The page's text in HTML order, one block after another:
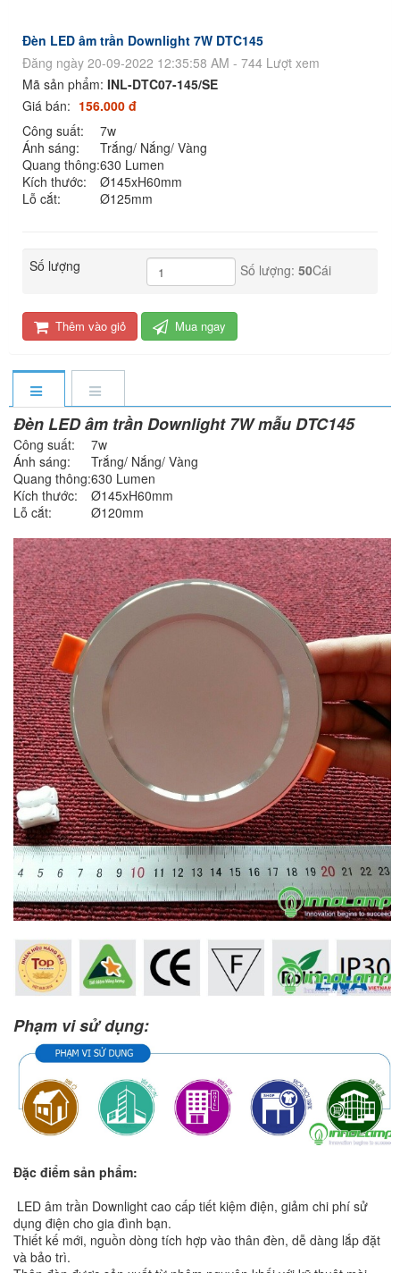
Đèn LED âm trần Downlight 7W DTC145
Đăng ngày 20-09-2022 12:35:58 AM - 744 Lượt xem
Mã sản phẩm: INL-DTC07-145/SE
Giá bán: 156.000 đ
Công suất:
7w
Ánh sáng:
Trắng/ Nắng/ Vàng
Quang thông:630 Lumen
Kích thước:
Ø145xH60mm
Lỗ cắt:
Ø125mm
Số lượng Số lượng: 50Cái
Thêm vào giỏ Mua ngay
Đèn LED âm trần Downlight 7W mẫu DTC145
Công suất:
7w
Ánh sáng:
Trắng/ Nắng/ Vàng
Quang thông:630 Lumen
Kích thước:
Ø145xH60mm
Lỗ cắt:
Ø120mm
Phạm vi sử dụng:
Đặc điểm sản phẩm:
LED âm trần Downlight cao cấp tiết kiệm điện, giảm chi phí sử
dụng điện cho gia đình bạn.
Thiết kế mới, nguồn dòng tích hợp vào thân đèn, dễ dàng lắp đặt
và bảo trì.